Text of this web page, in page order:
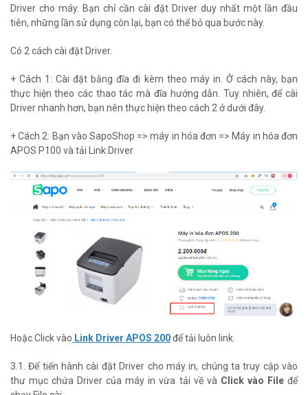
Driver cho máy. Bạn chỉ cần cài đặt Driver duy nhất một lần đầu
tiên, những lần sử dụng còn lại, bạn có thể bỏ qua bước này.
Có 2 cách cài đặt Driver.
+ Cách 1: Cài đặt bằng đĩa đi kèm theo máy in. Ở cách này, bạn
thực hiện theo các thao tác mà đĩa hướng dẫn. Tuy nhiên, để cài
Driver nhanh hơn, bạn nên thực hiện theo cách 2 ở dưới đây.
+ Cách 2: Bạn vào SapoShop => máy in hóa đơn => Máy in hóa đơn
APOS P100 và tải Link Driver
Hoặc Click vào Link Driver APOS 200để tải luôn link.
3.1. Để tiến hành cài đặt Driver cho máy in, chúng ta truy cập vào
thư mục chứa Driver của máy in vừa tải về và Click vào Fileđể